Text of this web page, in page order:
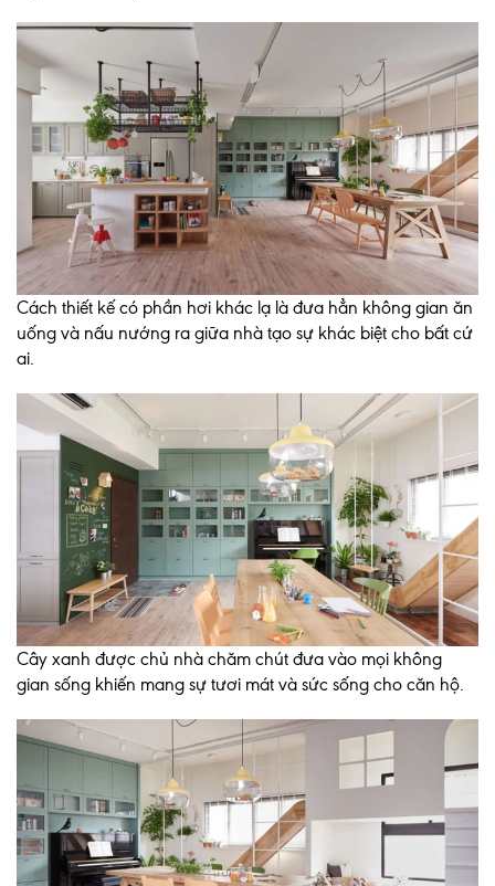
Cách thiết kế có phần hơi khác lạ là đưa hẳn không gian ăn
uống và nấu nướng ra giữa nhà tạo sự khác biệt cho bất cứ
ai.
Cây xanh được chủ nhà chăm chút đưa vào mọi không
gian sống khiến mang sự tươi mát và sức sống cho căn hộ.